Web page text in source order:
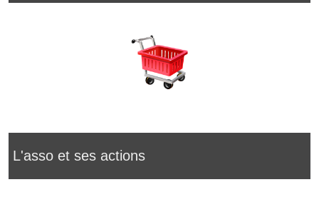
L'asso et ses actions